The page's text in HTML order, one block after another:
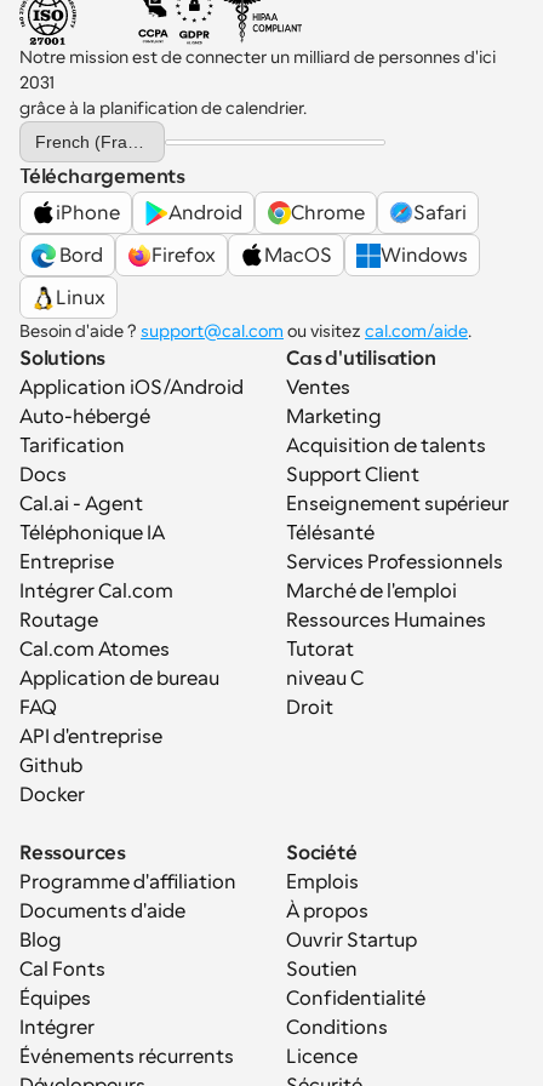
comment la mettre en place pour votre
équipe avec des outils comme Cal.com.
Notre mission est de connecter un milliard de personnes d'ici
2031
grâce à la planification de calendrier.
Select Language
Téléchargements
iPhone
Android Chrome
Safari
Bord
Firefox MacOS
Windows
Linux
Besoin d'aide ? support@cal.com ou visitez cal.com/aide.
Solutions
Application iOS/Android
Auto-hébergé
Tarification
Docs
Cal.ai - Agent
Téléphonique IA
Entreprise
Intégrer Cal.com
Routage
Cal.com Atomes
Application de bureau
FAQ
API d'entreprise
Github
Docker
Cas d'utilisation
Ventes
Marketing
Acquisition de talents
Support Client
Enseignement supérieur
Télésanté
Services Professionnels
Marché de l'emploi
Ressources Humaines
Tutorat
niveau C
Droit
Ressources
Programme d'affiliation
Documents d'aide
Blog
Cal Fonts
Équipes
Intégrer
Événements récurrents
Société
Emplois
À propos
Ouvrir Startup
Soutien
Confidentialité
Conditions
Licence